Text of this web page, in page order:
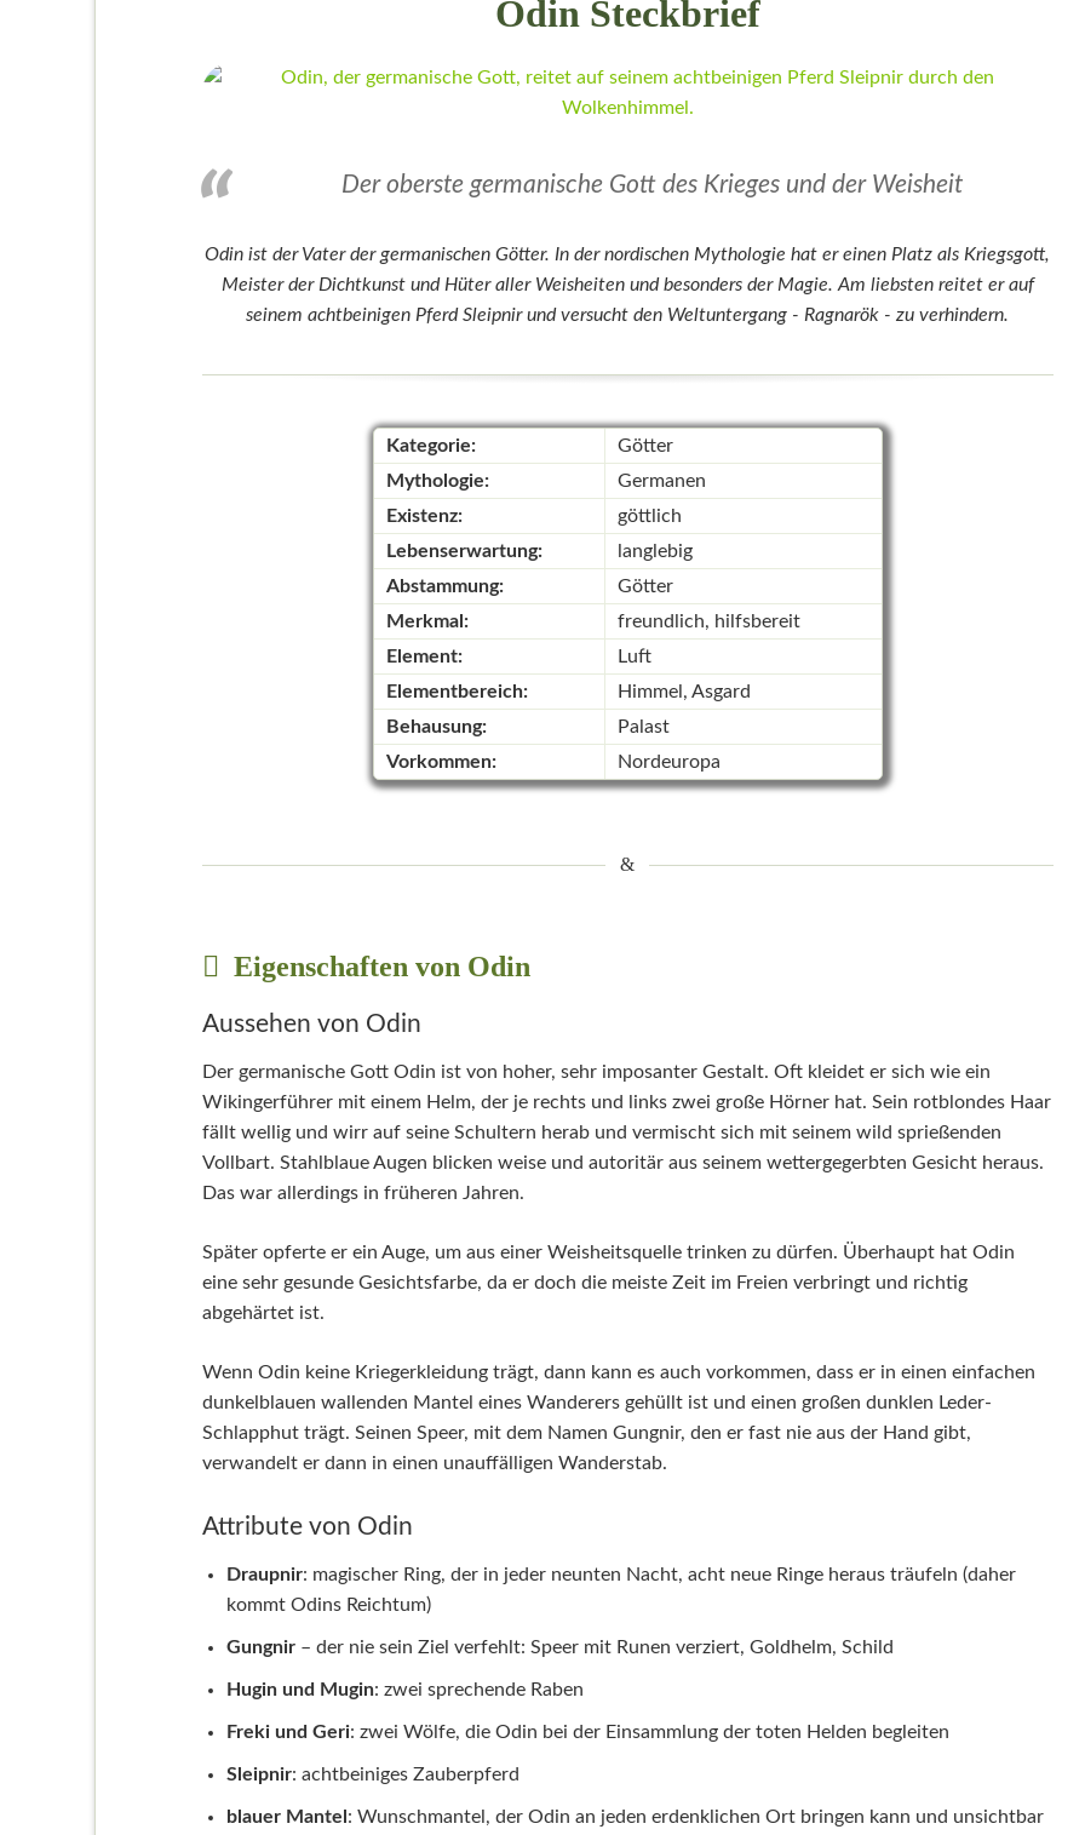
Odin Steckbrief
Der oberste germanische Gott des Krieges und der Weisheit
Odin ist der Vater der germanischen Götter. In der nordischen Mythologie hat er einen Platz als Kriegsgott,
Meister der Dichtkunst und Hüter aller Weisheiten und besonders der Magie. Am liebsten reitet er auf
seinem achtbeinigen Pferd Sleipnir und versucht den Weltuntergang - Ragnarök - zu verhindern.
Kategorie:
Götter
Mythologie:
Germanen
Existenz:
göttlich
Lebenserwartung:
langlebig
Abstammung:
Götter
Merkmal:
freundlich, hilfsbereit
Element:
Luft
Elementbereich:
Himmel, Asgard
Behausung:
Palast
Vorkommen:
Nordeuropa
Eigenschaften von Odin
Aussehen von Odin
Der germanische Gott Odin ist von hoher, sehr imposanter Gestalt. Oft kleidet er sich wie ein
Wikingerführer mit einem Helm, der je rechts und links zwei große Hörner hat. Sein rotblondes Haar
fällt wellig und wirr auf seine Schultern herab und vermischt sich mit seinem wild sprießenden
Vollbart. Stahlblaue Augen blicken weise und autoritär aus seinem wettergegerbten Gesicht heraus.
Das war allerdings in früheren Jahren.
Später opferte er ein Auge, um aus einer Weisheitsquelle trinken zu dürfen. Überhaupt hat Odin
eine sehr gesunde Gesichtsfarbe, da er doch die meiste Zeit im Freien verbringt und richtig
abgehärtet ist.
Wenn Odin keine Kriegerkleidung trägt, dann kann es auch vorkommen, dass er in einen einfachen
dunkelblauen wallenden Mantel eines Wanderers gehüllt ist und einen großen dunklen Leder-
Schlapphut trägt. Seinen Speer, mit dem Namen Gungnir, den er fast nie aus der Hand gibt,
verwandelt er dann in einen unauffälligen Wanderstab.
Attribute von Odin
Draupnir: magischer Ring, der in jeder neunten Nacht, acht neue Ringe heraus träufeln (daher
kommt Odins Reichtum)
Gungnir– der nie sein Ziel verfehlt: Speer mit Runen verziert, Goldhelm, Schild
Hugin und Mugin: zwei sprechende Raben
Freki und Geri: zwei Wölfe, die Odin bei der Einsammlung der toten Helden begleiten
Sleipnir: achtbeiniges Zauberpferd
blauer Mantel : Wunschmantel, der Odin an jeden erdenklichen Ort bringen kann und unsichtbar